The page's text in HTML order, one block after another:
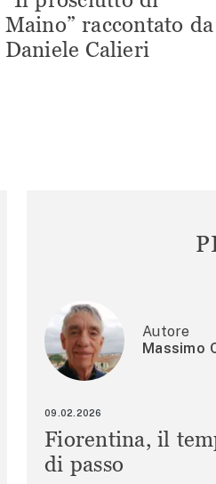
Maino” raccontato da
Daniele Calieri
Autore
Massimo
09.02.2026
Fiorentina, il
di passo